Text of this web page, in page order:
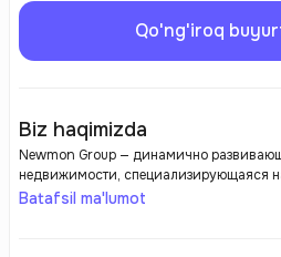
Qo'ng'iroq
Biz haqimizda
Newmon Group — динамично
недвижимости, специализирующаяся
жилых комплексов. Девелопер
Batafsil ma'lumot